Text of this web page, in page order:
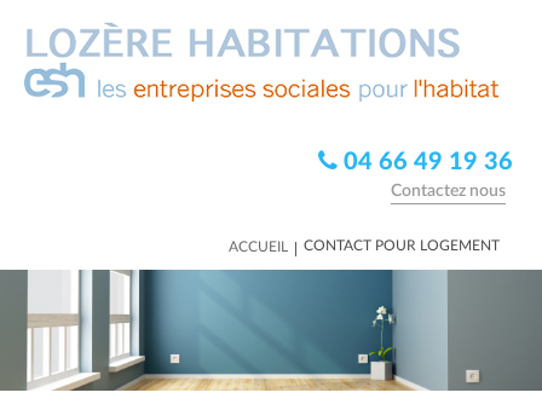
04 66 49 19 36
Contactez nous
ACCUEIL | CONTACT POUR LOGEMENT